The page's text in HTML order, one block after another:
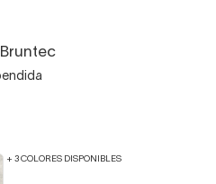
+ 3 COLORES DISPONIBLES